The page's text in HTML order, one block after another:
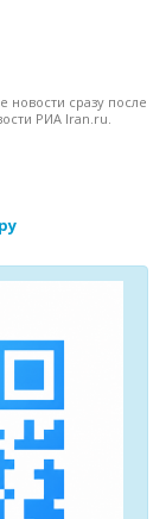
сразу после
РИА Iran.ru.